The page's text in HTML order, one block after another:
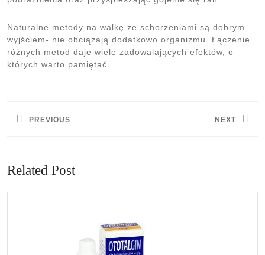
Naturalne metody na walkę ze schorzeniami są dobrym
wyjściem- nie obciążają dodatkowo organizmu. Łączenie
różnych metod daje wiele zadowalających efektów, o
których warto pamiętać.
PREVIOUS NEXT
Related Post